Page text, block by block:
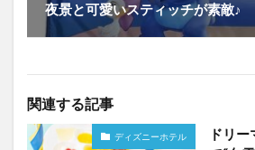
夜景と可愛いスティッチが素敵♪
関連する記事
ディズニーホテル
ドリ